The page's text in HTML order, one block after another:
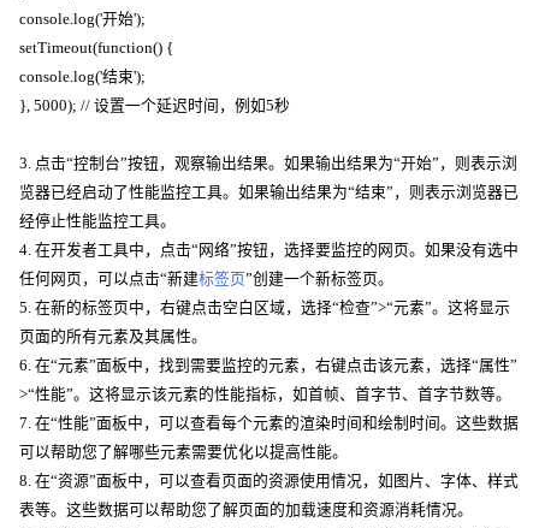
console.log('开始');
setTimeout(function() {
console.log('结束');
}, 5000); // 设置一个延迟时间，例如5秒
3. 点击“控制台”按钮，观察输出结果。如果输出结果为“开始”，则表示浏
览器已经启动了性能监控工具。如果输出结果为“结束”，则表示浏览器已
经停止性能监控工具。
4. 在开发者工具中，点击“网络”按钮，选择要监控的网页。如果没有选中
任何网页，可以点击“新建标签页”创建一个新标签页。
5. 在新的标签页中，右键点击空白区域，选择“检查”>“元素”。这将显示
页面的所有元素及其属性。
6. 在“元素”面板中，找到需要监控的元素，右键点击该元素，选择“属性”
>“性能”。这将显示该元素的性能指标，如首帧、首字节、首字节数等。
7. 在“性能”面板中，可以查看每个元素的渲染时间和绘制时间。这些数据
可以帮助您了解哪些元素需要优化以提高性能。
8. 在“资源”面板中，可以查看页面的资源使用情况，如图片、字体、样式
表等。这些数据可以帮助您了解页面的加载速度和资源消耗情况。